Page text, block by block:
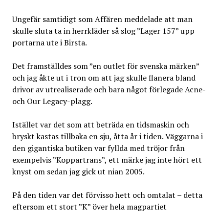
Ungefär samtidigt som Affären meddelade att man
skulle sluta ta in herrkläder så slog ”Lager 157” upp
portarna ute i Birsta.
Det framställdes som ”en outlet för svenska märken”
och jag åkte ut i tron om att jag skulle flanera bland
drivor av utrealiserade och bara något förlegade Acne-
och Our Legacy-plagg.
Istället var det som att beträda en tidsmaskin och
bryskt kastas tillbaka en sju, åtta år i tiden. Väggarna i
den gigantiska butiken var fyllda med tröjor från
exempelvis ”Koppartrans”, ett märke jag inte hört ett
knyst om sedan jag gick ut nian 2005.
På den tiden var det förvisso hett och omtalat – detta
eftersom ett stort ”K” över hela magpartiet